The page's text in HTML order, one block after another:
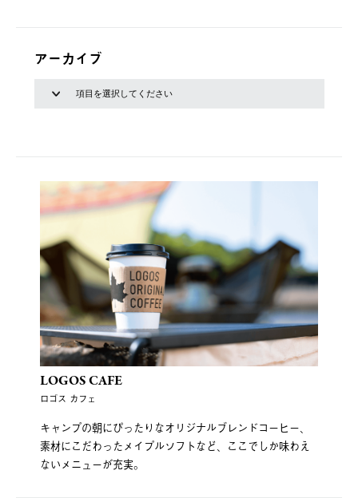
アーカイブ
LOGOS CAFE
ロゴス カフェ
キャンプの朝にぴったりなオリジナルブレンドコーヒー、
素材にこだわったメイプルソフトなど、ここでしか味わえ
ないメニューが充実。